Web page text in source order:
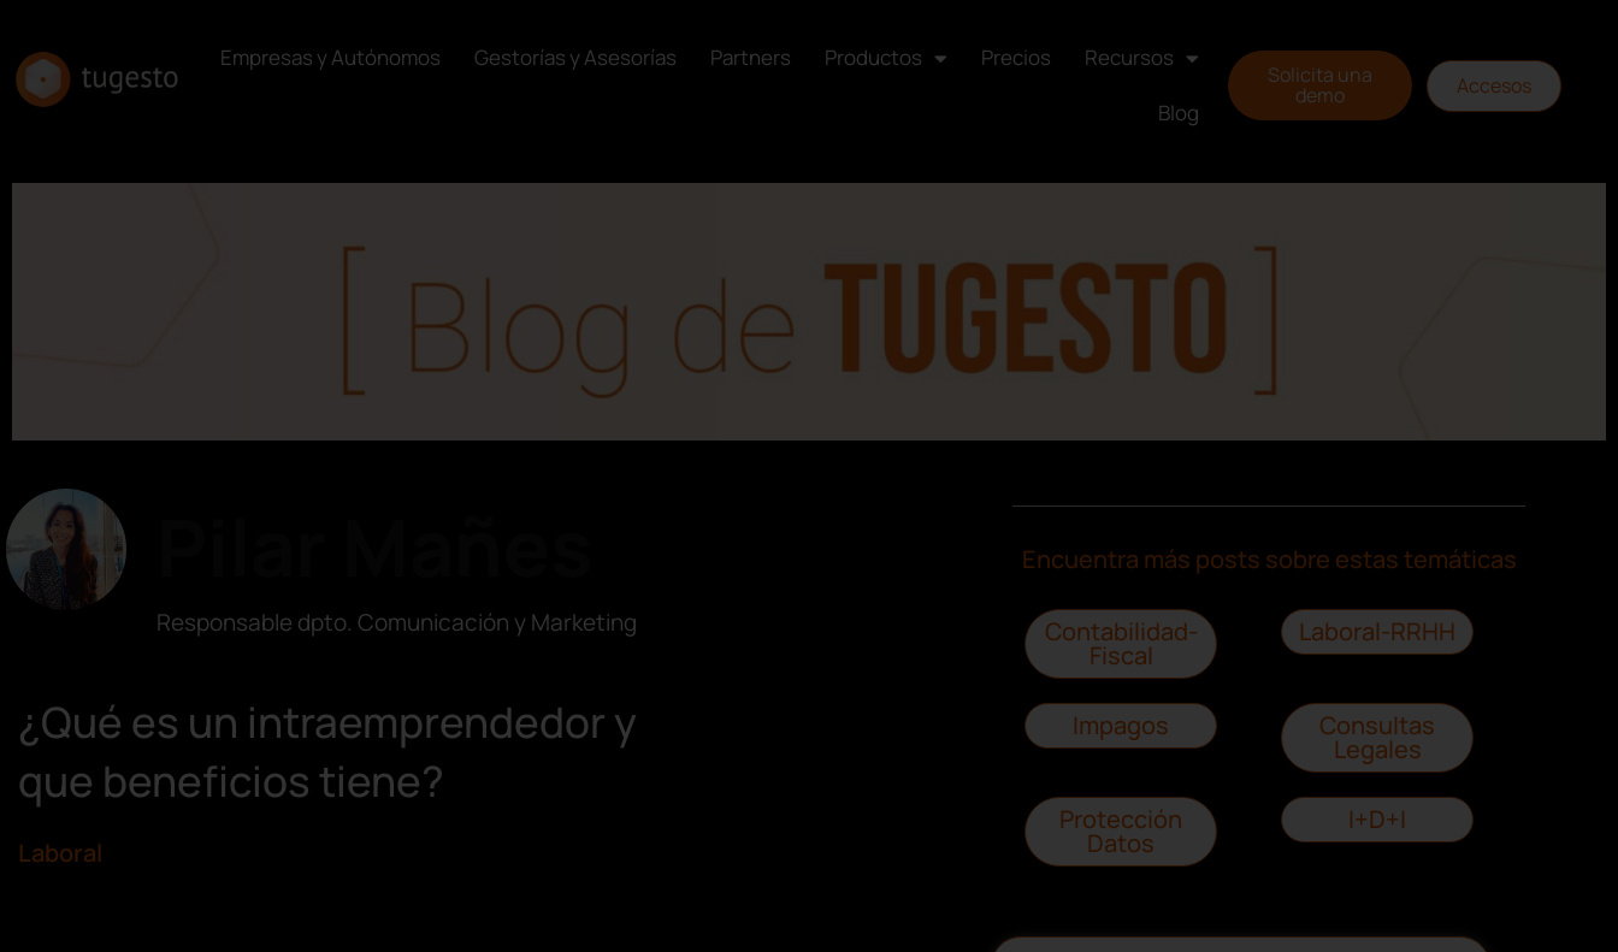
Empresas y Autónomos Gestorías y Asesorías Partners Productos Precios
Recursos
Blog
Solicita una
demo Accesos
Responsable dpto. Comunicación y Marketing
¿Qué es un intraemprendedor y
que beneficios tiene?
Laboral
Encuentra más posts sobre estas temáticas
Contabilidad-
Fiscal
Laboral-RRHH
Impagos Consultas
Legales
Protección
Datos
I+D+I